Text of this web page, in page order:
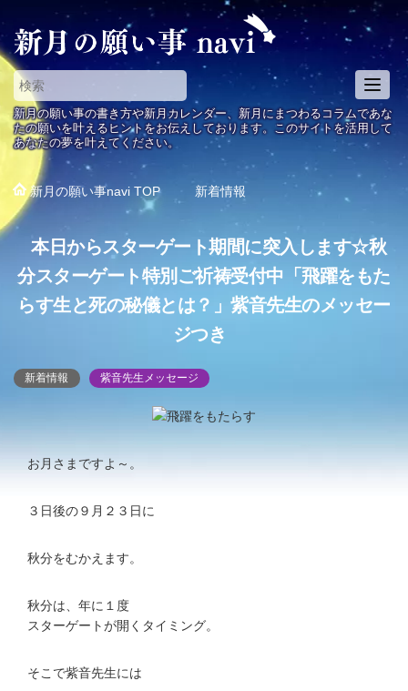
T
o
g
g
e
v
g
a
新月の願い事の書き方や新月カレンダー、新月にまつわるコラムであな
たの願いを叶えるヒントをお伝えしております。このサイトを活用して
あなたの夢を叶えてください。
新月の願い事navi TOP 新着情報
本日からスターゲート期間に突入します☆秋
分スターゲート特別ご祈祷受付中「飛躍をもた
らす生と死の秘儀とは？」紫音先生のメッセー
ジつき
新着情報 紫音先生メッセージ
お月さまですよ～。
３日後の９月２３日に
秋分をむかえます。
秋分は、年に１度
スターゲートが開くタイミング。
そこで紫音先生には